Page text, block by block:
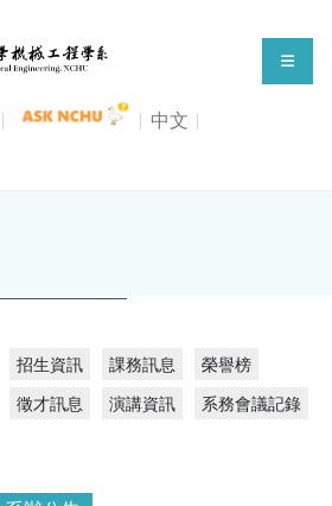
中文
械系得獎教師
招生資訊 課務訊息
榮譽榜
徵才訊息 演講資訊
系務會議記錄